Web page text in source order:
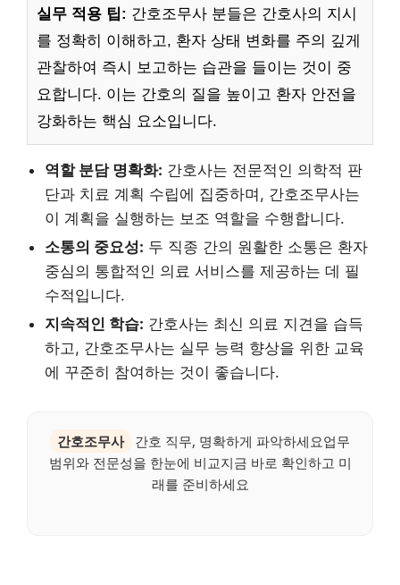
실무 적용 팁: 간호조무사 분들은 간호사의 지시
를 정확히 이해하고, 환자 상태 변화를 주의 깊게
관찰하여 즉시 보고하는 습관을 들이는 것이 중
요합니다. 이는 간호의 질을 높이고 환자 안전을
강화하는 핵심 요소입니다.
역할 분담 명확화: 간호사는 전문적인 의학적 판
단과 치료 계획 수립에 집중하며, 간호조무사는
이 계획을 실행하는 보조 역할을 수행합니다.
소통의 중요성: 두 직종 간의 원활한 소통은 환자
중심의 통합적인 의료 서비스를 제공하는 데 필
수적입니다.
지속적인 학습: 간호사는 최신 의료 지견을 습득
하고, 간호조무사는 실무 능력 향상을 위한 교육
에 꾸준히 참여하는 것이 좋습니다.
간호조무사
간호 직무, 명확하게 파악하세요업무
범위와 전문성을 한눈에 비교지금 바로 확인하고 미
래를 준비하세요